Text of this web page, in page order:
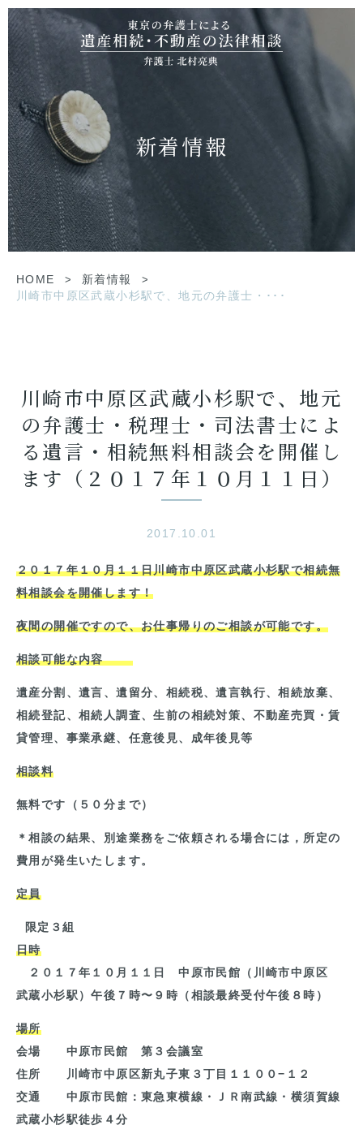
新着情報
HOME > 新着情報
>
川崎市中原区武蔵小杉駅で、地元の弁護士・･･･
川崎市中原区武蔵小杉駅で、地元
の弁護士・税理士・司法書士によ
る遺言・相続無料相談会を開催し
ます（２０１７年１０月１１日）
2017.10.01
２０１７年１０月１１日川崎市中原区武蔵小杉駅で相続無
料相談会を開催します！
夜間の開催ですので、お仕事帰りのご相談が可能です。
相談可能な内容
遺産分割、遺言、遺留分、相続税、遺言執行、相続放棄、
相続登記、相続人調査、生前の相続対策、不動産売買・賃
貸管理、事業承継、任意後見、成年後見等
相談料
無料です（５０分まで）
＊相談の結果、別途業務をご依頼される場合には，所定の
費用が発生いたします。
定員
限定３組
日時
２０１７年１０月１１日 中原市民館（川崎市中原区
武蔵小杉駅）午後７時〜９時（相談最終受付午後８時）
場所
会場 中原市民館 第３会議室
住所 川崎市中原区新丸子東３丁目１１００−１２
交通 中原市民館：東急東横線・ＪＲ南武線・横須賀線
武蔵小杉駅徒歩４分